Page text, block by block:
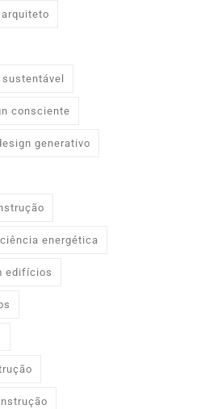
consciente
generativo
energética
edifícios